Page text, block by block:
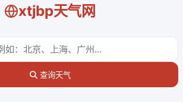
xtjbp天气网
查询天气